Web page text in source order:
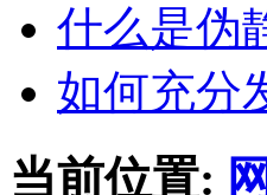
什么是伪
如何充分
当前位置: